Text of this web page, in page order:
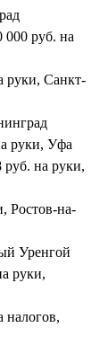
000 руб. на
руки, Санкт-
руки, Уфа
руб. на руки,
Ростов-на-
Уренгой
руки,
налогов,